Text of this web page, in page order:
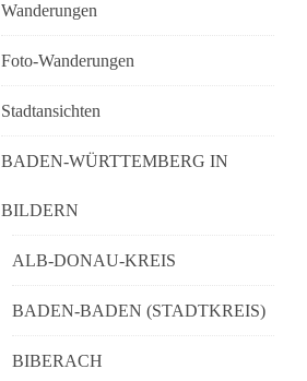
Wanderungen
Foto-Wanderungen
Stadtansichten
BADEN-WÜRTTEMBERG IN
BILDERN
ALB-DONAU-KREIS
BADEN-BADEN (STADTKREIS)
BIBERACH